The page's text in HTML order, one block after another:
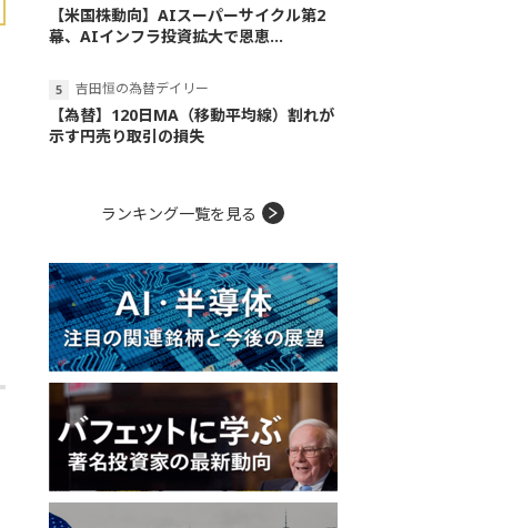
【米国株動向】AIスーパーサイクル第2
幕、AIインフラ投資拡大で恩恵...
吉田恒の為替デイリー
【為替】120日MA（移動平均線）割れが
示す円売り取引の損失
ランキング一覧を見る